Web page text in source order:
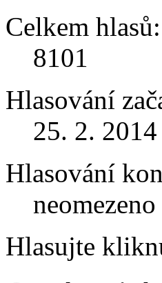
Celkem hlasů:
8101
Hlasování
25. 2. 2014
Hlasování
neomezeno
Hlasujte